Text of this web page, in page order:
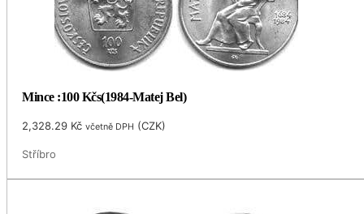
Mince :100 Kčs(1984-Matej Bel)
2,328.29 Kč včetně DPH (CZK)
Stříbro